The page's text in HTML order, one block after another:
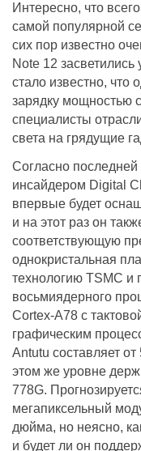
Интересно, что
самой популярной
сих пор известно
Note 12 засветились
стало известно, что
зарядку мощностью
специалисты
света на грядущие
Согласно
инсайдером Digital
впервые будет
и на этот раз он
соответствующую
однокристальная
технологию TSMC и
восьмиядерного
Cortex-A78 с
графическим
Antutu составляет
этом же уровне
778G.
мегапиксельный
дюйма, но неясно,
и будет ли он